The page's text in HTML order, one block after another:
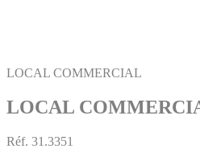
LOCAL COMMERCIAL
LOCAL
Réf. 31.3351